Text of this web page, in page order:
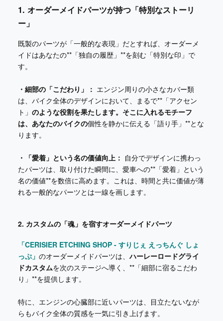
1. オーダーメイドパーツが持つ「特別なストーリ
ー」
既製のパーツが「一般的な表現」だとすれば、オーダーメ
イドはあなたの**「独自の履歴」**を刻む「特別な印」で
す。
・細部の「こだわり」： エンジン周りの小さなカバー類
は、バイク全体のデザインにおいて、まるで**「アクセン
ト」 のような役割を果たします。そこに入れるモチーフ
は、あなたのバイクの個性を静かに伝える「語り手」**とな
ります。
・「愛着」という名の価値向上： 自分でデザインに携わっ
たパーツは、取り付けた瞬間に、愛車への**「愛着」という
名の価値**を数倍に高めます。これは、時間と共に価値が薄
れる一般的なパーツとは一線を画します。
2. カスタムの「魂」を宿すオーダーメイドパーツ
「CERISIER ETCHING SHOP - すりじぇ えっちんぐ しょ
っぷ」 のオーダーメイドパーツは、ハーレーロードグライ
ドカスタムを次のステージへ導く、**「細部に宿るこだわ
り」**を提供します。
特に、エンジンの心臓部に近いパーツは、目立たないなが
らもバイク全体の質感を一気に引き上げます。